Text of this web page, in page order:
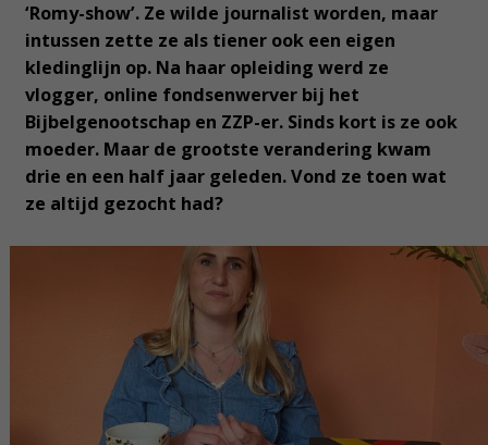
‘Romy-show’. Ze wilde journalist worden, maar
intussen zette ze als tiener ook een eigen
kledinglijn op. Na haar opleiding werd ze
vlogger, online fondsenwerver bij het
Bijbelgenootschap en ZZP-er. Sinds kort is ze ook
moeder. Maar de grootste verandering kwam
drie en een half jaar geleden. Vond ze toen wat
ze altijd gezocht had?